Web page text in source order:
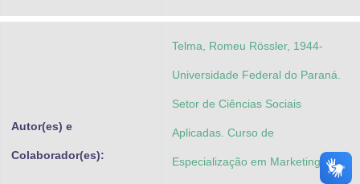
Autor(es) e
Colaborador(es):
Telma, Romeu Rössler, 1944-
Universidade Federal do Paraná.
Setor de Ciências Sociais
Aplicadas. Curso de
Especialização em Marketing